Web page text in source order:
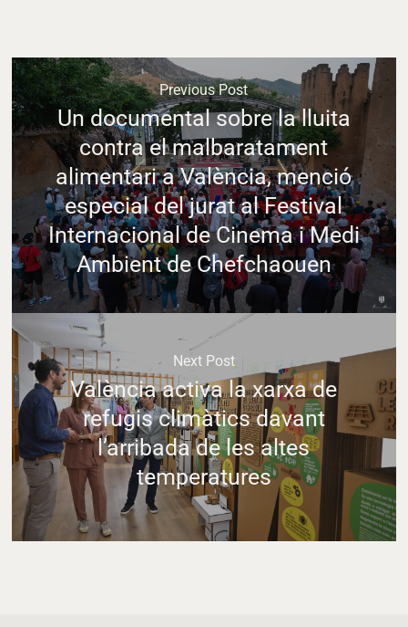
Previous Post
Un documental sobre la lluita
contra el malbaratament
alimentari a València, menció
especial del jurat al Festival
Internacional de Cinema i Medi
Ambient de Chefchaouen
Next Post
València activa la xarxa de
refugis climàtics davant
l’arribada de les altes
temperatures